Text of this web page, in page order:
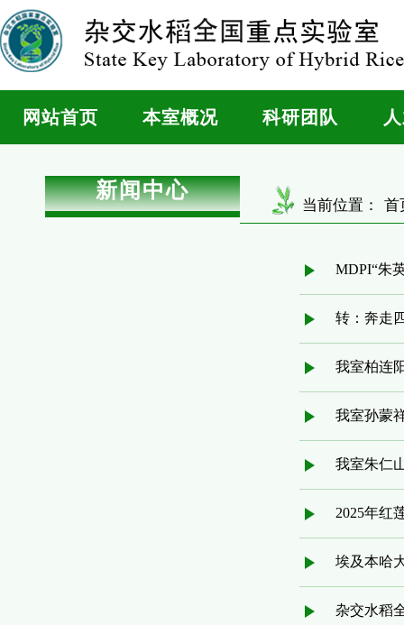
网站首页 本室概况 科研团队
新闻中心
当前位置： 首
MDPI“朱
转：奔走
我室柏连
我室孙蒙
我室朱仁
2025年红
埃及本哈
杂交水稻